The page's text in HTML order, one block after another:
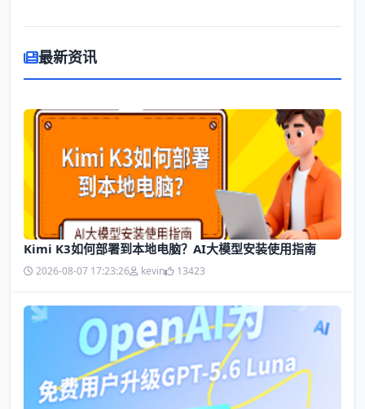
最新资讯
Kimi K3如何部署到本地电脑？AI大模型安装使用指南
2026-08-07 17:23:26 kevin 13423